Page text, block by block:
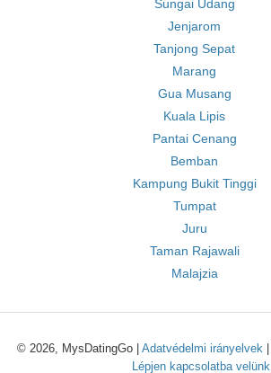
Sungai Udang
Jenjarom
Tanjong Sepat
Marang
Gua Musang
Kuala Lipis
Pantai Cenang
Bemban
Kampung Bukit Tinggi
Tumpat
Juru
Taman Rajawali
Malajzia
© 2026, MysDatingGo | Adatvédelmi irányelvek
Lépjen kapcsolatba velünk